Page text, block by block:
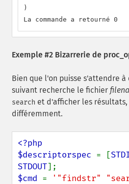
)
La commande a retourné 0
Exemple #2 Bizarrerie de
Bien que l'on puisse s'attendre
suivant recherche le fichier
search et d'afficher les
différemment.
<?php
$descriptorspec = [
STDOUT
$cmd =
'"findstr"